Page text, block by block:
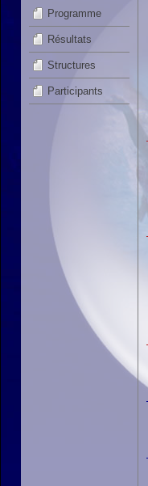
Programme
Résultats
Structures
Participants